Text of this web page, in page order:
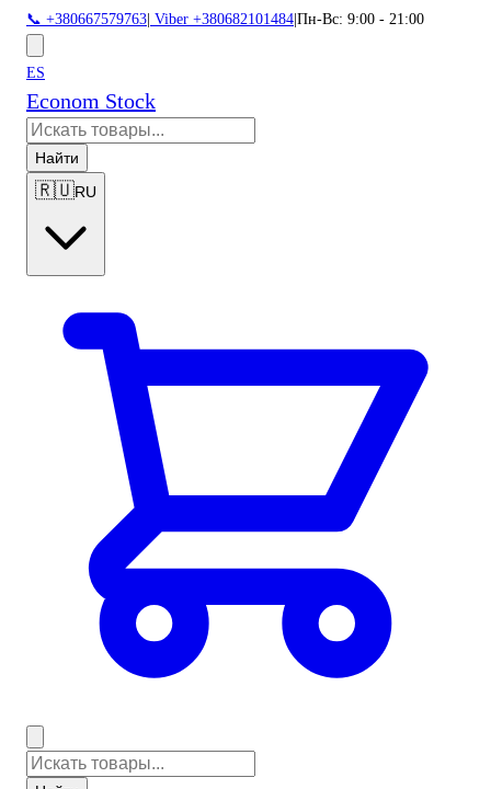
📞 +380667579763 Viber +380682101484 Пн-Вс: 9:00 - 21:00
ES
Econom Stock
Найти
🇷🇺RU